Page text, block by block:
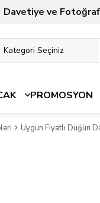
Davetiye ve
PROMOSYON
Uygun Fiyatlı Düğün